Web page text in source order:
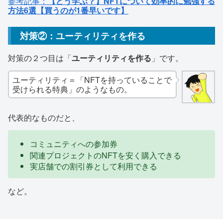
方法6選【買うのが1番早いです】
対策②：ユーティリティを作る
対策の２つ目は「ユーティリティを作る 」です。
ユーティリティ＝「NFTを持っていることで
受けられる特典」のようなもの。
代表的なものだと、
コミュニティへの参加券
関連プロジェクトのNFTを安く購入できる
実店舗での割引券として利用できる
など。